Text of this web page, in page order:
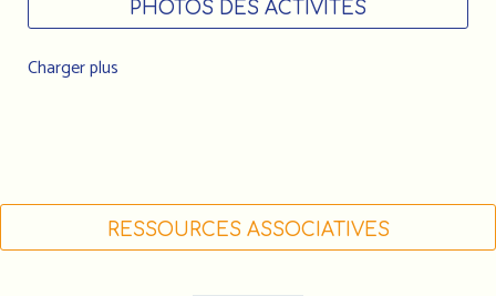
PHOTOS DES ACTIVITÉS
Charger plus
RESSOURCES ASSOCIATIVES